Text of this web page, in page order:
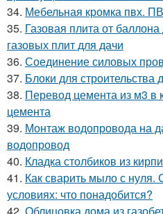
34. Мебельная кромка пвх.
35. Газовая плита от
газовых плит для дачи
36. Соединение силовых
37. Блоки для
38. Перевод цемента из м3 в
цемента
39. Монтаж водопровода на
водопровод
40. Кладка столбиков из
41. Как сварить мыло с
условиях: что понадобится?
42. Облицовка дома из